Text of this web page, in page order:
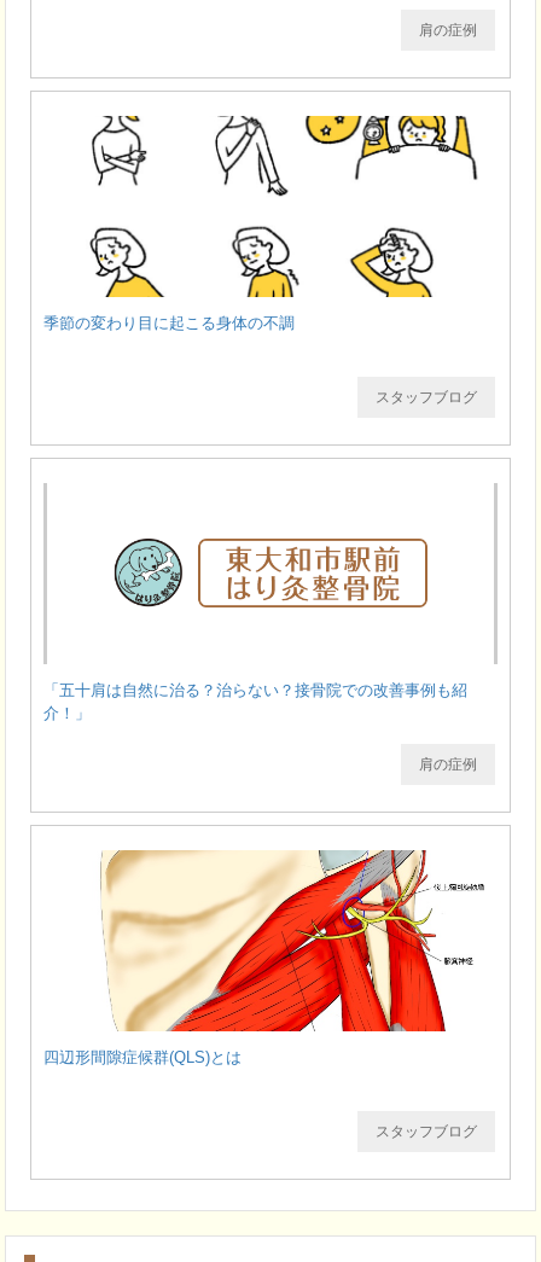
肩の症例
季節の変わり目に起こる身体の不調
スタッフブログ
「五十肩は自然に治る？治らない？接骨院での改善事例も紹
介！」
肩の症例
四辺形間隙症候群(QLS)とは
スタッフブログ